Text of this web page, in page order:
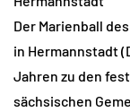
Der Marienball
in Hermannstadt
Jahren zu den
sächsischen